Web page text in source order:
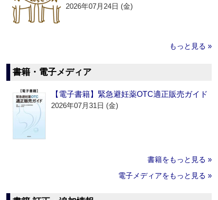
2026年07月24日 (金)
もっと見る »
書籍・電子メディア
【電子書籍】緊急避妊薬OTC適正販売ガイド
2026年07月31日 (金)
書籍をもっと見る »
電子メディアをもっと見る »